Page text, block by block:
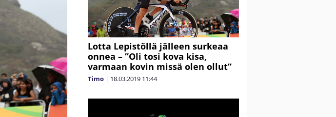
Lotta Lepistöllä jälleen surkeaa
onnea – ”Oli tosi kova kisa,
varmaan kovin missä olen ollut”
Timo | 18.03.2019 11:44